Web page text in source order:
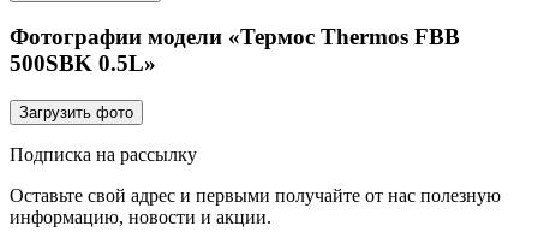
Фотографии модели «Термос Thermos FBB
500SBK 0.5L»
Загрузить фото
Подписка на рассылку
Оставьте свой адрес и первыми получайте от нас полезную
информацию, новости и акции.